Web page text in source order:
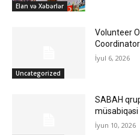
Elan və Xəbərlər
Uncategorized
Volunteer
Coordinator
İyul 6, 2026
SABAH
müsabiqəsi
İyun 10, 2026